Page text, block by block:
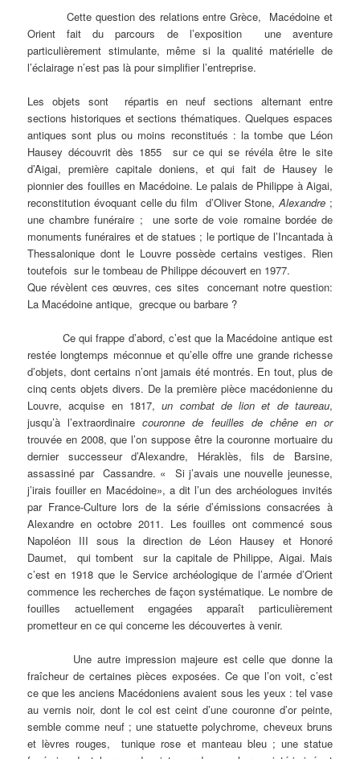
Cette question des relations entre Grèce, Macédoine et
Orient fait du parcours de l’exposition une aventure
particulièrement stimulante, même si la qualité matérielle de
l’éclairage n’est pas là pour simplifier l’entreprise.
Les objets sont répartis en neuf sections alternant entre
sections historiques et sections thématiques. Quelques espaces
antiques sont plus ou moins reconstitués : la tombe que Léon
Hausey découvrit dès 1855 sur ce qui se révéla être le site
d’Aigai, première capitale doniens, et qui fait de Hausey le
pionnier des fouilles en Macédoine. Le palais de Philippe à Aigai,
reconstitution évoquant celle du film d’Oliver Stone,Alexandre ;
une chambre funéraire ; une sorte de voie romaine bordée de
monuments funéraires et de statues ; le portique de l’Incantada à
Thessalonique dont le Louvre possède certains vestiges. Rien
toutefois sur le tombeau de Philippe découvert en 1977.
Que révèlent ces œuvres, ces sites concernant notre question:
La Macédoine antique, grecque ou barbare ?
Ce qui frappe d’abord, c’est que la Macédoine antique est
restée longtemps méconnue et qu’elle offre une grande richesse
d’objets, dont certains n’ont jamais été montrés. En tout, plus de
cinq cents objets divers. De la première pièce macédonienne du
Louvre, acquise en 1817,un combat de lion et de taureau,
jusqu’à l’extraordinairecouronne de feuilles de chêne en or
trouvée en 2008, que l’on suppose être la couronne mortuaire du
dernier successeur d’Alexandre, Héraklès, fils de Barsine,
assassiné par Cassandre. « Si j’avais une nouvelle jeunesse,
j’irais fouiller en Macédoine», a dit l’un des archéologues invités
par France-Culture lors de la série d’émissions consacrées à
Alexandre en octobre 2011. Les fouilles ont commencé sous
Napoléon III sous la direction de Léon Hausey et Honoré
Daumet, qui tombent sur la capitale de Philippe, Aigai. Mais
c’est en 1918 que le Service archéologique de l’armée d’Orient
commence les recherches de façon systématique. Le nombre de
fouilles actuellement engagées apparaît particulièrement
prometteur en ce qui concerne les découvertes à venir.
Une autre impression majeure est celle que donne la
fraîcheur de certaines pièces exposées. Ce que l’on voit, c’est
ce que les anciens Macédoniens avaient sous les yeux : tel vase
au vernis noir, dont le col est ceint d’une couronne d’or peinte,
semble comme neuf ; une statuette polychrome, cheveux bruns
et lèvres rouges, tunique rose et manteau bleu ; une statue